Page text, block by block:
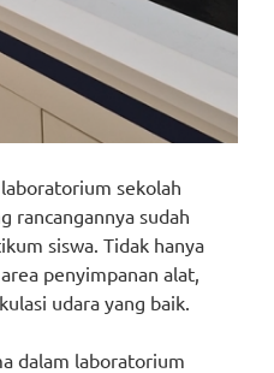
sekolah
rancangannya sudah
siswa. Tidak hanya
penyimpanan alat,
udara yang baik.
dalam laboratorium